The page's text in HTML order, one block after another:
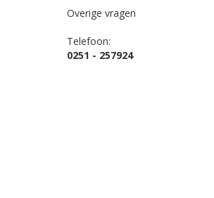
Overige vragen
Telefoon:
0251 - 257924